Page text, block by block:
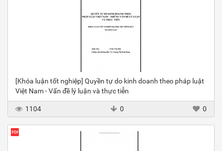
[Khóa luận tốt nghiệp] Quyền tự do kinh doanh theo pháp luật
Việt Nam - Vấn đề lý luận và thực tiễn
1104 0 0